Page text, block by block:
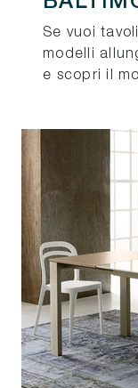
Se vuoi
modelli
e scopri il